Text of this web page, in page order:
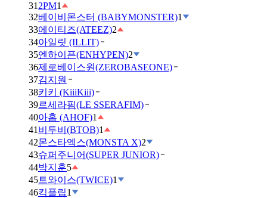
31 2PM1
32베이비몬스터 (BABYMONSTER)1
33에이티즈(ATEEZ)2
34아일릿 (ILLIT)
35엔하이픈(ENHYPEN)2
36제로베이스원(ZEROBASEONE)
37김지원
38키키 (KiiiKiii)
39르세라핌(LE SSERAFIM)
40아홉 (AHOF)1
41 비투비(BTOB)1
42몬스타엑스(MONSTA X)2
43슈퍼주니어(SUPER JUNIOR)
44박지훈5
45트와이스(TWICE)1
46킥플립1